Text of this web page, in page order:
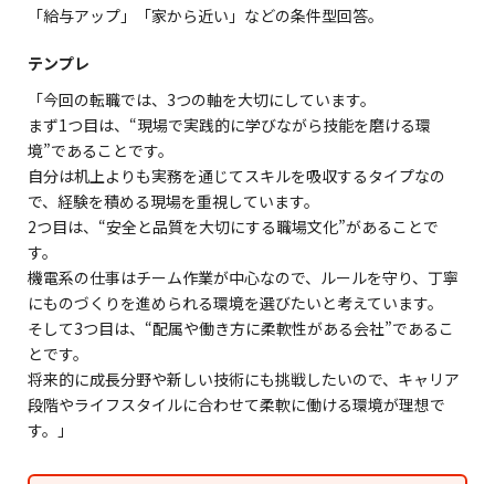
「給与アップ」「家から近い」などの条件型回答。
テンプレ
「今回の転職では、3つの軸を大切にしています。
まず1つ目は、“現場で実践的に学びながら技能を磨ける環
境”であることです。
自分は机上よりも実務を通じてスキルを吸収するタイプなの
で、経験を積める現場を重視しています。
2つ目は、“安全と品質を大切にする職場文化”があることで
す。
機電系の仕事はチーム作業が中心なので、ルールを守り、丁寧
にものづくりを進められる環境を選びたいと考えています。
そして3つ目は、“配属や働き方に柔軟性がある会社”であるこ
とです。
将来的に成長分野や新しい技術にも挑戦したいので、キャリア
段階やライフスタイルに合わせて柔軟に働ける環境が理想で
す。」